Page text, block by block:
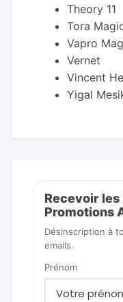
Theory 11
Tora
Vapro
Vernet
Vincent
Yigal
Recevoir les
Promotions
Désinscription à
emails.
Prénom